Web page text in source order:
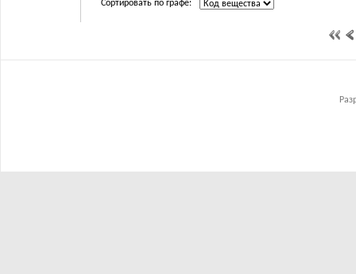
Сортировать по графе: